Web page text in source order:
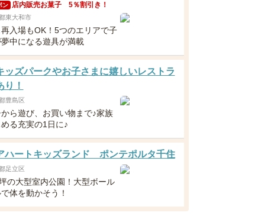
ン 店内販売お菓子 5％割引き！
東大和市
入場もOK！5つのエリアで子
夢中になる遊具が満載
ッズパークやお子さまに嬉しいレストラ
り！
豊島区
ら遊び、お買い物まで♪家族
る充実の1日に♪
ハートキッズランド ポンテポルタ千住
足立区
の大型室内公園！大型ボール
体を動かそう！